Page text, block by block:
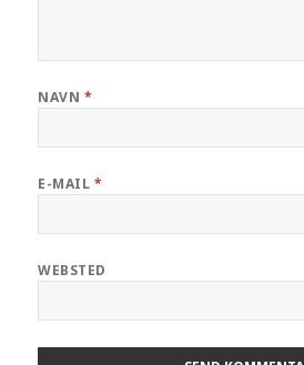
NAVN *
E-MAIL *
WEBSTED